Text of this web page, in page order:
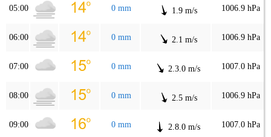
05:00 0 mm 1.9 m/s 1006.9 hPa
06:00 0 mm 2.1 m/s 1006.9 hPa
07:00 0 mm 2.3.0 m/s 1007.0 hPa
08:00 0 mm 2.5 m/s 1006.9 hPa
09:00 0 mm 2.8.0 m/s 1007.0 hPa